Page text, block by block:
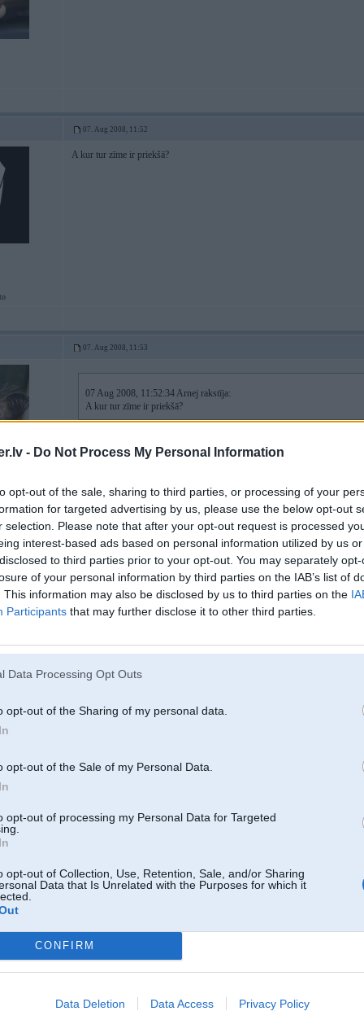
- Do Not Process My Personal Information
opt-out of the sale, sharing to third parties, or processing of your
for targeted advertising by us, please use the below opt-out
selection. Please note that after your opt-out request is processed
interest-based ads based on personal information utilized by us
to third parties prior to your opt-out. You may separately
of your personal information by third parties on the IAB’s list of
This information may also be disclosed by us to third parties on the
Participants that may further disclose it to other third parties.
Data Processing Opt Outs
opt-out of the Sharing of my personal data.
opt-out of the Sale of my Personal Data.
opt-out of processing my Personal Data for Targeted
opt-out of Collection, Use, Retention, Sale, and/or Sharing
Data that Is Unrelated with the Purposes for which it
CONFIRM
Data Deletion Data Access Privacy Policy
07. Aug 2008, 11:52
A kur tur zīme ir priekšā?
07. Aug 2008, 11:53
07 Aug 2008, 11:52:34 Arnej rakstīja:
A kur tur zīme ir priekšā?
kāda zīme
07. Aug 2008, 11:54
[..kr4 bez tas vertikaalaas bmw ziimes priekshaa...]
magnet
07 Aug 2008, 11:54:44 Arnej rakstīja: